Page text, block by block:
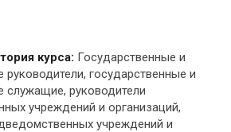
курса: Государственные и
руководители, государственные и
служащие, руководители
учреждений и организаций,
учреждений и